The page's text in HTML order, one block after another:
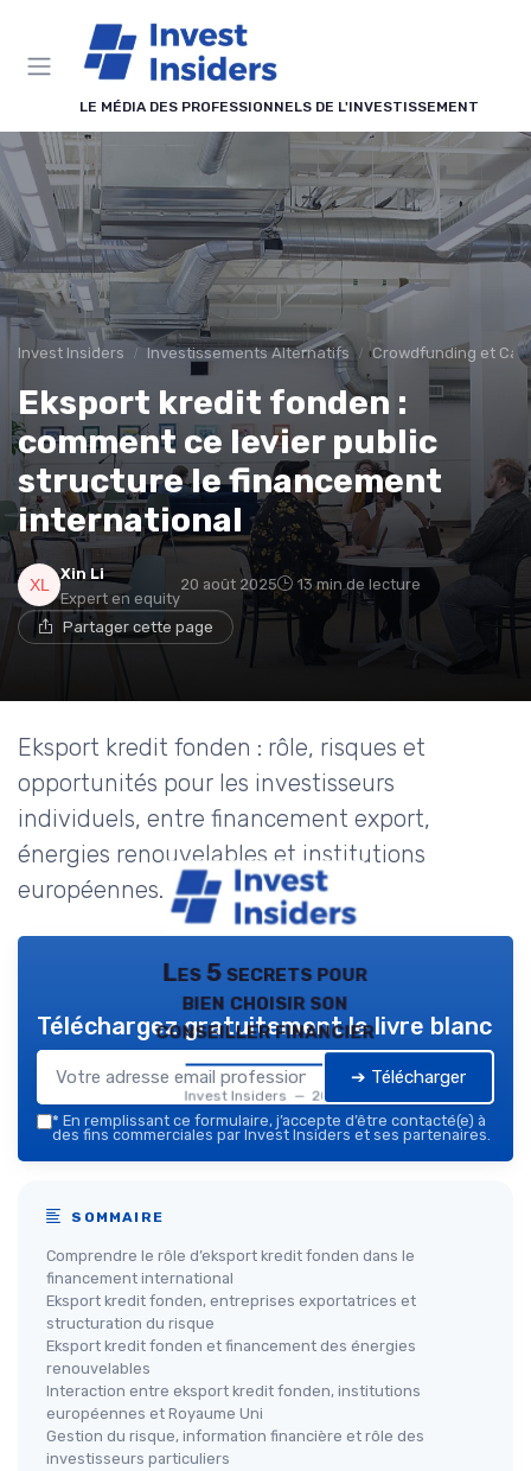
LE MÉDIA DES PROFESSIONNELS DE L'INVESTISSEMENT
Invest Insiders Investissements Alternatifs Crowdfunding et
Eksport kredit fonden :
comment ce levier public
structure le financement
international
Xin Li
Expert en equity
20 août 2025 13 min de lecture
Partager cette page
Eksport kredit fonden : rôle, risques et
opportunités pour les investisseurs
individuels, entre financement export,
énergies renouvelables et institutions
européennes.
Les 5 secrets pour
bien choisir son
conseiller financier
Invest Insiders — 2026
Téléchargez gratuitement le livre blanc
➔ Télécharger
* En remplissant ce formulaire, j’accepte d’être contacté(e) à
des fins commerciales par Invest Insiders et ses partenaires.
SOMMAIRE
Comprendre le rôle d’eksport kredit fonden dans le
financement international
Eksport kredit fonden, entreprises exportatrices et
structuration du risque
Eksport kredit fonden et financement des énergies
renouvelables
Interaction entre eksport kredit fonden, institutions
européennes et Royaume Uni
Gestion du risque, information financière et rôle des
investisseurs particuliers